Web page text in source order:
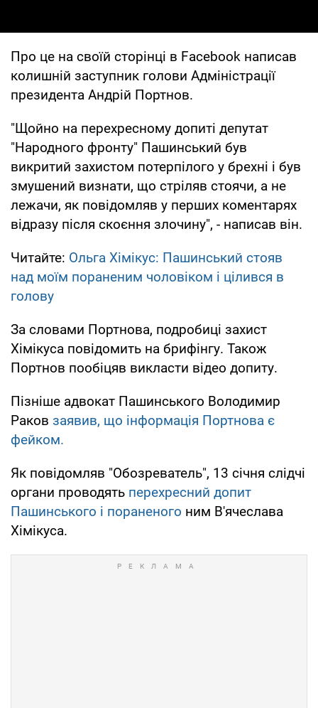
Про це на своїй сторінці в Facebook написав
колишній заступник голови Адміністрації
президента Андрій Портнов.
"Щойно на перехресному допиті депутат
"Народного фронту" Пашинський був
викритий захистом потерпілого у брехні і був
змушений визнати, що стріляв стоячи, а не
лежачи, як повідомляв у перших коментарях
відразу після скоєння злочину", - написав він.
Читайте: Ольга Хімікус: Пашинський стояв
над моїм пораненим чоловіком і цілився в
голову
За словами Портнова, подробиці захист
Хімікуса повідомить на брифінгу. Також
Портнов пообіцяв викласти відео допиту.
Пізніше адвокат Пашинського Володимир
Раков заявив, що інформація Портнова є
фейком.
Як повідомляв "Обозреватель", 13 січня слідчі
органи проводять перехресний допит
Пашинського і пораненого ним В'ячеслава
Хімікуса.